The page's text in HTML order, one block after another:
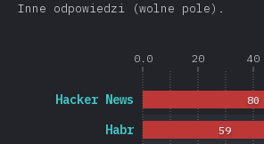
Inne odpowiedzi (wolne pole).
0.0 20 40
Habr
Hacker News
59
80